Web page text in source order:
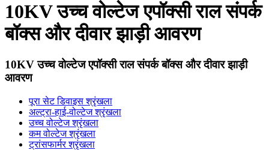
10KV उच्च वोल्टेज एपॉक्सी राल संपर्क
बॉक्स और दीवार झाड़ी आवरण
10KV उच्च वोल्टेज एपॉक्सी राल संपर्क बॉक्स और दीवार झाड़ी
आवरण
पूरा सेट डिवाइस श्रृंखला
अल्ट्रा-हाई-वोल्टेज श्रृंखला
उच्च वोल्टेज श्रृंखला
कम वोल्टेज श्रृंखला
ट्रांसफार्मर श्रृंखला